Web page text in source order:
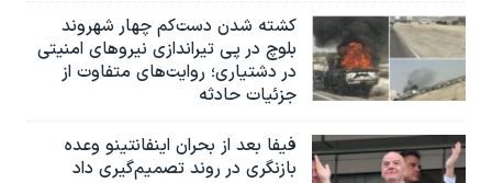
کشته شدن دست‌کم چهار شهروند
بلوچ در پی تیراندازی نیروهای امنیتی
در دشتیاری؛ روایت‌های متفاوت از
جزئیات حادثه
فیفا بعد از بحران اینفانتینو وعده
بازنگری در روند تصمیم‌گیری داد